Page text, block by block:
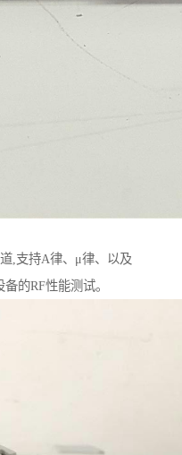
,支持A律、μ律、以及
的RF性能测试。